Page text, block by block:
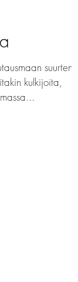
suurten
kulkijoita,